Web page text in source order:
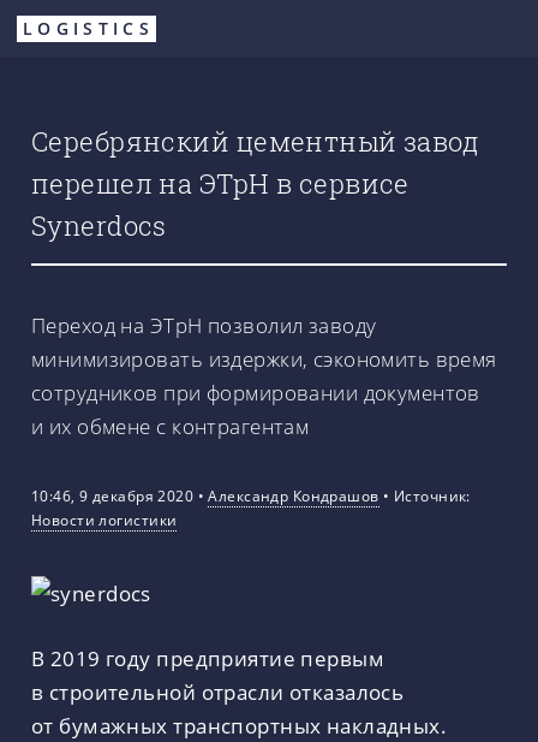
Перейти
LOGISTICS
Серебрянский цементный завод
перешел на ЭТрН в сервисе
Synerdocs
Переход на ЭТрН позволил заводу
минимизировать издержки, сэкономить время
сотрудников при формировании документов
и их обмене с контрагентам
10:46, 9 декабря 2020 •Александр Кондрашов • Источник:
Новости логистики
В 2019 году предприятие первым
в строительной отрасли отказалось
от бумажных транспортных накладных.